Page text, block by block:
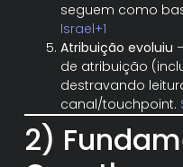
seguem como
Israel+1
Atribuição evoluiu
de atribuição
destravando
canal/touchpoint.
2)